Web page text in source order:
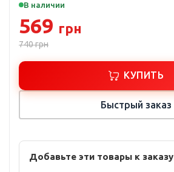
В наличии
569 грн
740грн
КУПИТЬ
Быстрый заказ
Добавьте эти товары к заказу